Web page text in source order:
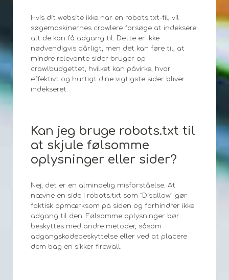
Hvis dit website ikke har en robots.txt-fil, vil
søgemaskinernes crawlere forsøge at indeksere
alt de kan få adgang til. Dette er ikke
nødvendigvis dårligt, men det kan føre til, at
mindre relevante sider bruger op
crawlbudgettet, hvilket kan påvirke, hvor
effektivt og hurtigt dine vigtigste sider bliver
indekseret.
Kan jeg bruge robots.txt til
at skjule følsomme
oplysninger eller sider?
Nej, det er en almindelig misforståelse. At
nævne en side i robots.txt som “Disallow” gør
faktisk opmærksom på siden og forhindrer ikke
adgang til den. Følsomme oplysninger bør
beskyttes med andre metoder, såsom
adgangskodebeskyttelse eller ved at placere
dem bag en sikker firewall.